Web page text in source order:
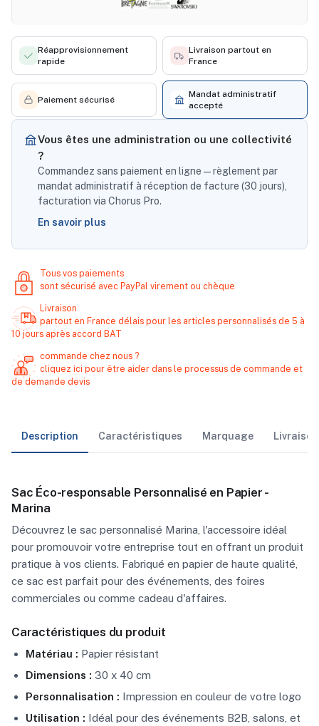
Réapprovisionnement
rapide
Livraison partout en
France
Paiement sécurisé
Mandat administratif
accepté
Vous êtes une administration ou une collectivité
?
Commandez sans paiement en ligne — règlement par
mandat administratif à réception de facture (30 jours),
facturation via Chorus Pro.
En savoir plus
Tous vos paiements
sont sécurisé avec PayPal virement ou chèque
Livraison
partout en France délais pour les articles personnalisés de 5 à
10 jours après accord BAT
commande chez nous ?
cliquez ici pour être aider dans le processus de commande et
de demande devis
Description Caractéristiques Marquage
Sac Éco-responsable Personnalisé en Papier -
Marina
Découvrez le sac personnalisé Marina, l'accessoire idéal
pour promouvoir votre entreprise tout en offrant un produit
pratique à vos clients. Fabriqué en papier de haute qualité,
ce sac est parfait pour des événements, des foires
commerciales ou comme cadeau d'affaires.
Caractéristiques du produit
Matériau : Papier résistant
Dimensions : 30 x 40 cm
Personnalisation : Impression en couleur de votre logo
Utilisation : Idéal pour des événements B2B, salons, et